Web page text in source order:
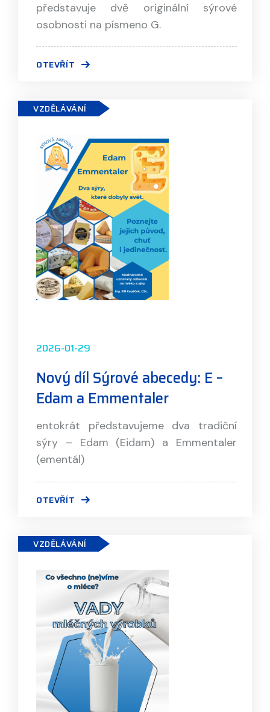
představuje dvě originální sýrové
osobnosti na písmeno G.
OTEVŘÍT
VZDĚLÁVÁNÍ
2026-01-29
Nový díl Sýrové abecedy: E –
Edam a Emmentaler
entokrát představujeme dva tradiční
sýry – Edam (Eidam) a Emmentaler
(ementál)
OTEVŘÍT
VZDĚLÁVÁNÍ